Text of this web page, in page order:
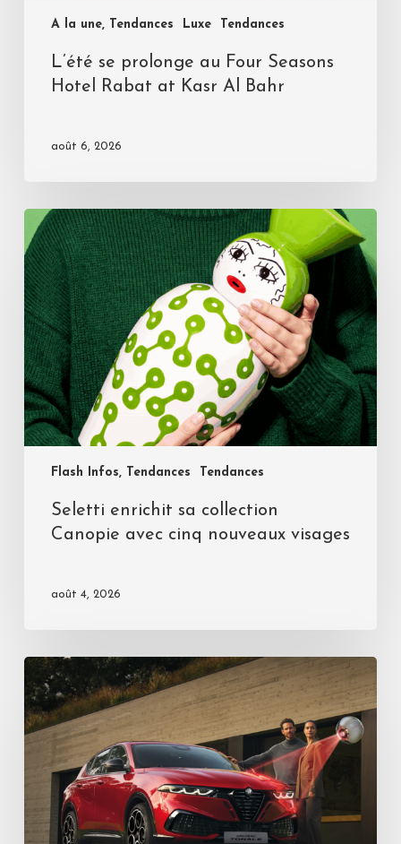
A la une, Tendances Luxe Tendances
L’été se prolonge au Four Seasons
Hotel Rabat at Kasr Al Bahr
août 6, 2026
Flash Infos, Tendances Tendances
Seletti enrichit sa collection
Canopie avec cinq nouveaux visages
août 4, 2026